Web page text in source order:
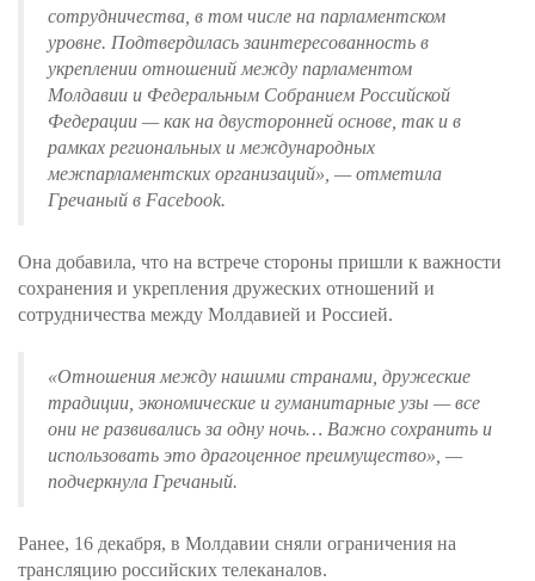
сотрудничества, в том числе на парламентском
уровне. Подтвердилась заинтересованность в
укреплении отношений между парламентом
Молдавии и Федеральным Собранием Российской
Федерации — как на двусторонней основе, так и в
рамках региональных и международных
межпарламентских организаций», — отметила
Гречаный в Facebook.
Она добавила, что на встрече стороны пришли к важности
сохранения и укрепления дружеских отношений и
сотрудничества между Молдавией и Россией.
«Отношения между нашими странами, дружеские
традиции, экономические и гуманитарные узы — все
они не развивались за одну ночь… Важно сохранить и
использовать это драгоценное преимущество», —
подчеркнула Гречаный.
Ранее, 16 декабря, в Молдавии сняли ограничения на
трансляцию российских телеканалов.